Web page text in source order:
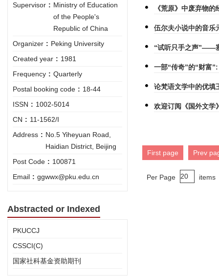
Supervisor : Ministry of Education
of the People's
Republic of China
Organizer : Peking University
Created year : 1981
Frequency : Quarterly
Postal booking code : 18-44
ISSN : 1002-5014
CN : 11-1562/I
Address : No.5 Yiheyuan Road,
Haidian District, Beijing
Post Code : 100871
Email : ggwwx@pku.edu.cn
Abstracted or Indexed
PKUCCJ
CSSCI(C)
国家社科基金资助期刊
《荒原》中废弃物的
伍尔夫小说中的音
“试听只手之声”——
一部“传奇”的“财富
论梵语文学中的优填
欢迎订阅《国外文学
First page Prev
Per Page items